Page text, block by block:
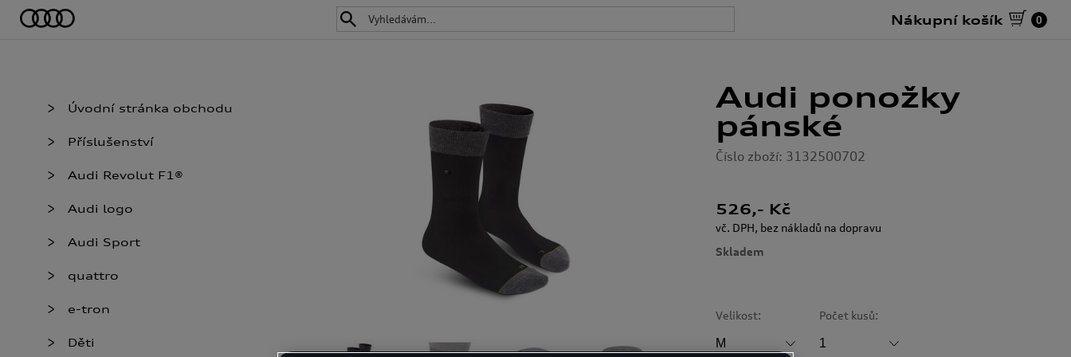
Nákupní košík 0
Úvodní stránka obchodu
Příslušenství
Audi Revolut F1®
Audi logo
Audi Sport
quattro
e-tron
Děti
Audi ponožky
pánské
Číslo zboží: 3132500702
526,- Kč
vč. DPH, bez nákladů na dopravu
Skladem
Velikost: Počet kusů: